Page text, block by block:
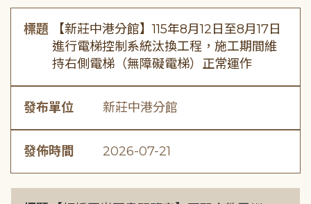
標題
【新莊中港分館】115年8月12日至8月17日
進行電梯控制系統汰換工程，施工期間維
持右側電梯（無障礙電梯）正常運作
發布單位 新莊中港分館
發佈時間 2026-07-21